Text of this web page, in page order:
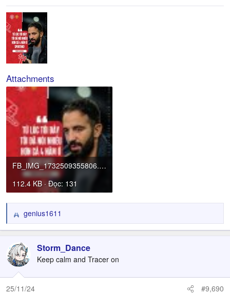
:
Attachments
FB_IMG_1732509355806.jpg
112.4 KB · Đọc: 131
R
e
c
t
i
o
n
genius1611
Storm_Dance
Keep calm and Tracer on
25/11/24 #9,690